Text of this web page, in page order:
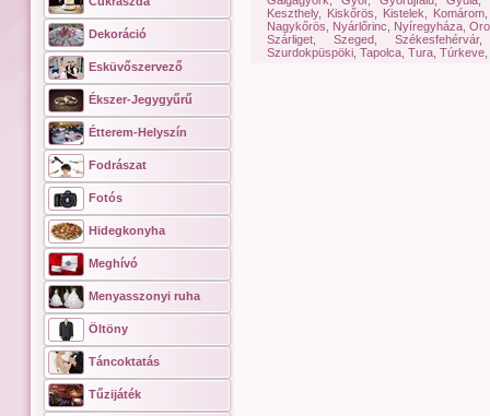
Dekoráció
Esküvőszervező
Ékszer-Jegygyűrű
Étterem-Helyszín
Fodrászat
Fotós
Hidegkonyha
Meghívó
Menyasszonyi ruha
Öltöny
Táncoktatás
Tűzijáték
Keszthely, Kiskőrös Kistelek Komárom
Nagykőrös
Nyárlőrinc Nyíregyháza
Szárliget
Szeged, Székesfehérvár
Szurdokpüspöki Tapolca Tura Túrkeve